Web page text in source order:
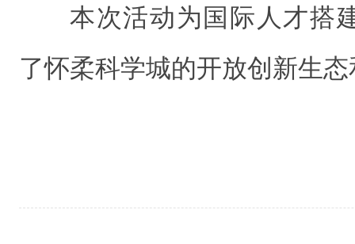
本次活动为国际人才搭
了怀柔科学城的开放创新生